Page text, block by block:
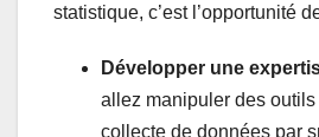
statistique, c’est l’opportunité
Développer une
allez manipuler des
collecte de données par